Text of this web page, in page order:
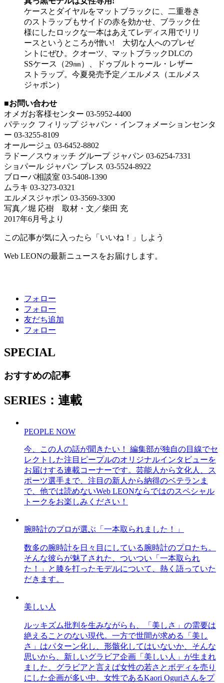
ケースとダイヤルをマットブラックに、二重巻き
のストラップもサイドの赤を効かせ、ブラック仕
様にしたロックな一本はあえてレディス用でリリ
ースというところが憎い! 大切な人へのプレゼ
ントにぜひ。クオーツ、マットブラックDLCの
SSケース（29㎜）、ドゥブルトゥール・レザー
ストラップ。今夏発売予定／エルメス（エルメス
ジャポン）
■お問い合わせ
オメガお客様センター 03-5952-4400
パテック フィリップ ジャパン・インフォメーションセンタ
ー 03-3255-8109
オールージュ 03-6452-8802
ラドー／スウォッチ グループ ジャパン 03-6254-7331
ショパール ジャパン プレス 03-5524-8922
ブローバ相談室 03-5408-1390
ムラキ 03-3273-0321
エルメスジャポン 03-3569-3300
写真／堀 応樹 取材・文／柴田 充
2017年6月号より
この記事が気に入ったら「いいね！」しよう
Web LEONの最新ニュースをお届けします。
フォロー
フォロー
友だち追加
フォロー
SPECIAL
おすすめの記事
SERIES：連載
PEOPLE NOW
今、この人の話が聞きたい！ 編集部が独自の目線でセ
レクトした注目ピープルのオリジナルインタビューを
お届けする連載コーナーです。芸能人から文化人、ス
ポーツ選手まで、注目の新人から納得のベテランま
で、他では読めないWeb LEONならではのスペシャル
トークをお楽しみください！
腕時計のプロが選ぶ「一本取られました！」
数多の腕時計を日々目にしている腕時計のプロたち。
そんな彼らが魅了された、ついつい「一本取られ
た！」と膝を打ったモデルについて、熱く語っていた
だきます。
美しい人
ルッキズム批判を生みながらも、「美しさ」の需要は
絶えることのない現代。一方で世間が求める「美し
さ」はパターン化し、形骸化してはいないか、そんな
思いから、新しいグラビア企画「美しい人」が生まれ
ました。グラビアと言えば女性の若さとボディを売り
にした企画が多い中、女性であるKaori Oguriさんをプ